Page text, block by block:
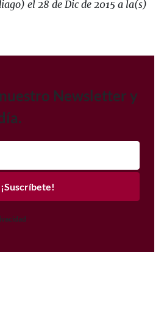
el 28 de Dic de 2015 a la(s)
Newsletter y
¡Suscríbete!